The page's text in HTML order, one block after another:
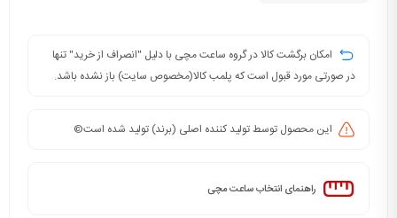
امکان برگشت کالا در گروه ساعت مچی با دلیل "انصراف از خرید" تنها
در صورتی مورد قبول است که پلمب کالا(مخصوص سایت) باز نشده باشد.
این محصول توسط تولید کننده اصلی (برند) تولید شده است©️
راهنمای انتخاب ساعت مچی